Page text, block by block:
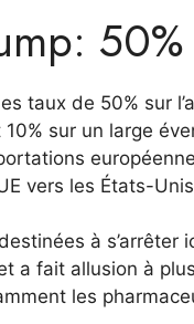
taux de 50% sur
sur un large
vers les États-
à s’arrêter
a fait allusion à
les